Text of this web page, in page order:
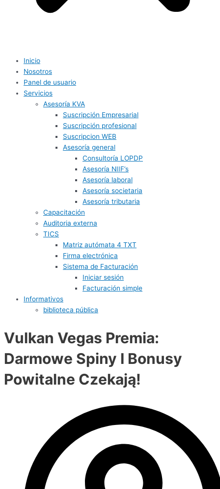
Inicio
Nosotros
Panel de usuario
Servicios
Asesoría KVA
Suscripción Empresarial
Suscripción profesional
Suscripcion WEB
Asesoría general
Consultoría LOPDP
Asesoría NIIF’s
Asesoría laboral
Asesoría societaria
Asesoría tributaria
Capacitación
Auditoria externa
TICS
Matriz autómata 4 TXT
Firma electrónica
Sistema de Facturación
Iniciar sesión
Facturación simple
Informativos
biblioteca pública
Vulkan Vegas Premia:
Darmowe Spiny I Bonusy
Powitalne Czekają!